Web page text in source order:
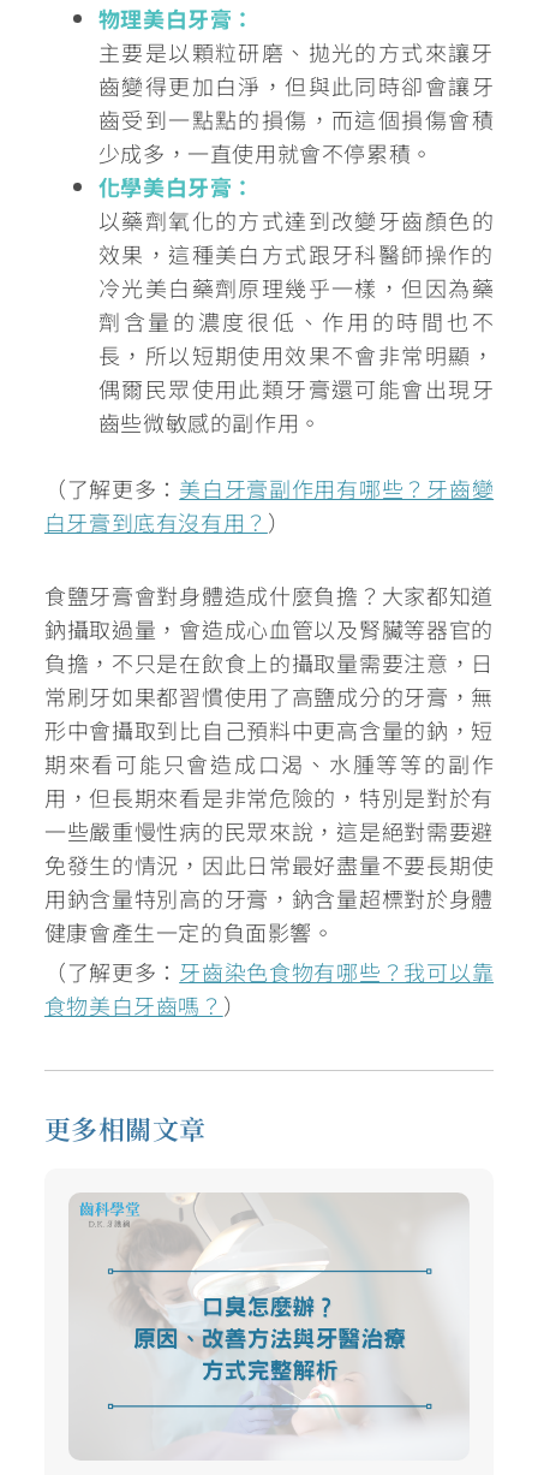
物理美白牙膏：
主要是以顆粒研磨、拋光的方式來讓牙
齒變得更加白淨 ，但與此同時卻會讓牙
齒受到一點點的損傷，而這個損傷會積
少成多，一直使用就會不停累積。
化學美白牙膏：
以藥劑氧化的方式達到改變牙齒顏色的
效果 ，這種美白方式跟牙科醫師操作的
冷光美白藥劑原理幾乎一樣，但因為藥
劑含量的濃度很低、作用的時間也不
長，所以短期使用效果不會非常明顯，
偶爾民眾使用此類牙膏還可能會出現牙
齒些微敏感的副作用。
（了解更多： 美白牙膏副作用有哪些？牙齒變
白牙膏到底有沒有用？ ）
食鹽牙膏會對身體造成什麼負擔？大家都知道
鈉攝取過量，會造成心血管以及腎臟等器官的
負擔，不只是在飲食上的攝取量需要注意，日
常刷牙如果都習慣使用了高鹽成分的牙膏，無
形中會攝取到比自己預料中更高含量的鈉，短
期來看可能只會造成口渴、水腫等等的副作
用，但長期來看是非常危險的，特別是對於有
一些嚴重慢性病的民眾來說，這是絕對需要避
免發生的情況，因此日常最好盡量不要長期使
用鈉含量特別高的牙膏，鈉含量超標對於身體
健康會產生一定的負面影響。
（了解更多： 牙齒染色食物有哪些？我可以靠
食物美白牙齒嗎？ ）
更多相關文章